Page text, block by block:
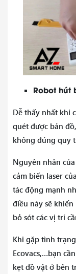
Robot hút
Dễ thấy nhất khi
quét được bản
không đúng quy
Nguyên nhân
cảm biến laser
tác động mạnh
điều này sẽ
bỏ sót các vị trí
Khi gặp tình
Ecovacs,…bạn
kẹt đồ vật ở bên